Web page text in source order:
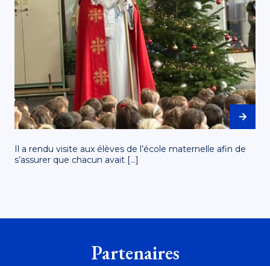
Il a rendu visite aux élèves de l’école maternelle afin de
s’assurer que chacun avait […]
Partenaires